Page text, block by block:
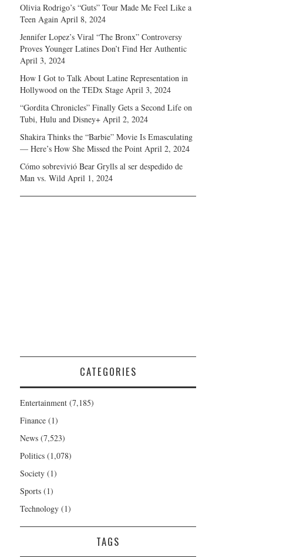
Olivia Rodrigo’s “Guts” Tour Made Me Feel Like a
Teen Again April 8, 2024
Jennifer Lopez’s Viral “The Bronx” Controversy
Proves Younger Latines Don’t Find Her Authentic
April 3, 2024
How I Got to Talk About Latine Representation in
Hollywood on the TEDx Stage April 3, 2024
“Gordita Chronicles” Finally Gets a Second Life on
Tubi, Hulu and Disney+ April 2, 2024
Shakira Thinks the “Barbie” Movie Is Emasculating
— Here’s How She Missed the Point April 2, 2024
Cómo sobrevivió Bear Grylls al ser despedido de
Man vs. Wild April 1, 2024
CATEGORIES
Entertainment (7,185)
Finance (1)
News (7,523)
Politics (1,078)
Society (1)
Sports (1)
Technology (1)
TAGS